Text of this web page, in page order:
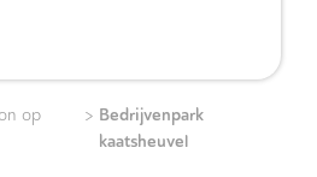
op
> Bedrijvenpark
kaatsheuvel